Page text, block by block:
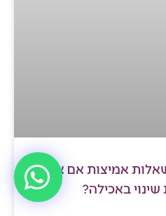
אמיצות אם את
באכילה?